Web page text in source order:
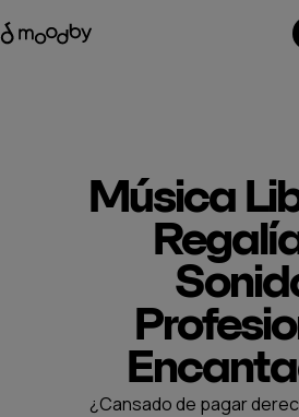
Música
¿Cansado de pagar